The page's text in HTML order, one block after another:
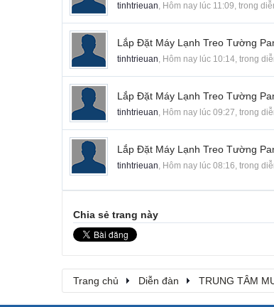
tinhtrieuan, Hôm nay lúc 11:09, trong
Lắp Đặt Máy Lạnh Treo Tường
tinhtrieuan, Hôm nay lúc 10:14, trong
Lắp Đặt Máy Lạnh Treo Tường
tinhtrieuan, Hôm nay lúc 09:27, trong
Lắp Đặt Máy Lạnh Treo Tường
tinhtrieuan, Hôm nay lúc 08:16, trong
Chia sẻ trang này
Trang chủ Diễn đàn TRUNG TÂM